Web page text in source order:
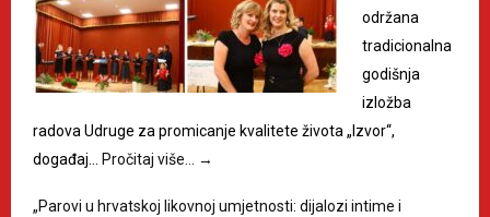
održana
tradicionalna
godišnja
izložba
radova Udruge za promicanje kvalitete života „Izvor“,
događaj… Pročitaj više… →
„Parovi u hrvatskoj likovnoj umjetnosti: dijalozi intime i